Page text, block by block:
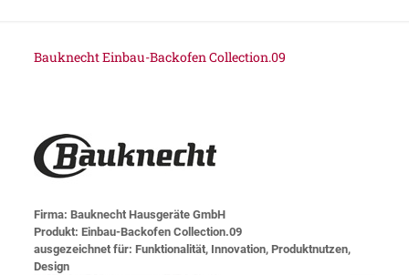
Bauknecht Einbau-Backofen Collection.09
Firma: Bauknecht Hausgeräte GmbH
Produkt: Einbau-Backofen Collection.09
ausgezeichnet für: Funktionalität, Innovation, Produktnutzen,
Design